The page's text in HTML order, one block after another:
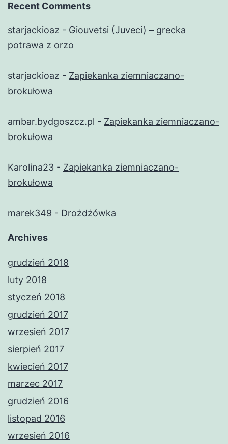
Recent Comments
starjackioaz - Giouvetsi (Juveci) – grecka
potrawa z orzo
starjackioaz - Zapiekanka ziemniaczano-
brokułowa
ambar.bydgoszcz.pl - Zapiekanka ziemniaczano-
brokułowa
Karolina23 - Zapiekanka ziemniaczano-
brokułowa
marek349 - Drożdżówka
Archives
grudzień 2018
luty 2018
styczeń 2018
grudzień 2017
wrzesień 2017
sierpień 2017
kwiecień 2017
marzec 2017
grudzień 2016
listopad 2016
wrzesień 2016